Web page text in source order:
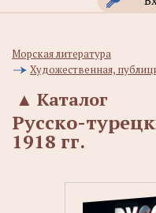
Морская литература
Художественная,
Каталог
▲
Русско-
1918 гг.